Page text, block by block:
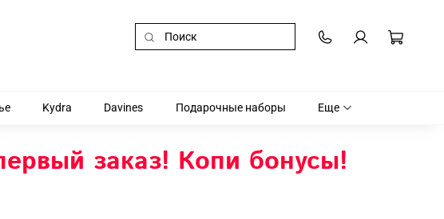
Kydra Davines Подарочные наборы Еще
заказ! Копи бонусы!